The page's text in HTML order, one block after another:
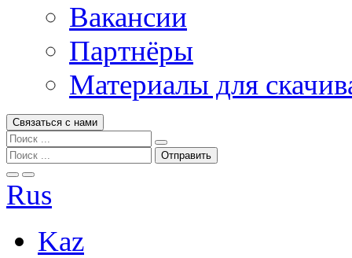
Вакансии
Партнёры
Материалы для
Связаться с нами
Rus
Kaz